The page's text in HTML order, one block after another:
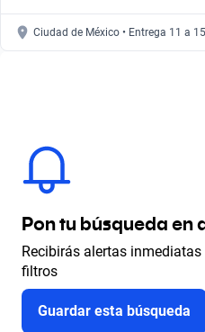
Ciudad de México • Entrega 11 a
Pon tu búsqueda en
Recibirás alertas
filtros
Guardar esta búsqueda